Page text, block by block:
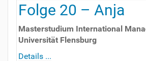
Folge 20 – Anja
Masterstudium International
Universität Flensburg
Details ...